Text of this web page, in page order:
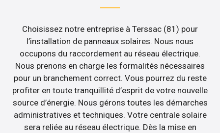
Choisissez notre entreprise à Terssac (81) pour
l’installation de panneaux solaires. Nous nous
occupons du raccordement au réseau électrique.
Nous prenons en charge les formalités nécessaires
pour un branchement correct. Vous pourrez du reste
profiter en toute tranquillité d’esprit de votre nouvelle
source d’énergie. Nous gérons toutes les démarches
administratives et techniques. Votre centrale solaire
sera reliée au réseau électrique. Dès la mise en